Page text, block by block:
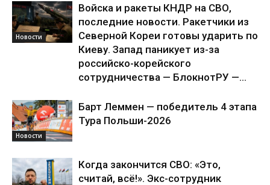
Новости
Войска и ракеты КНДР на СВО,
последние новости. Ракетчики из
Северной Кореи готовы ударить по
Киеву. Запад паникует из-за
российско-корейского
сотрудничества — БлокнотРУ —...
Новости
Барт Леммен — победитель 4 этапа
Тура Польши-2026
Когда закончится СВО: «Это,
считай, всё!». Экс-сотрудник